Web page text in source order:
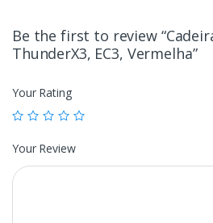
Be the first to review
ThunderX3, EC3, Vermelha”
Your Rating
Your Review